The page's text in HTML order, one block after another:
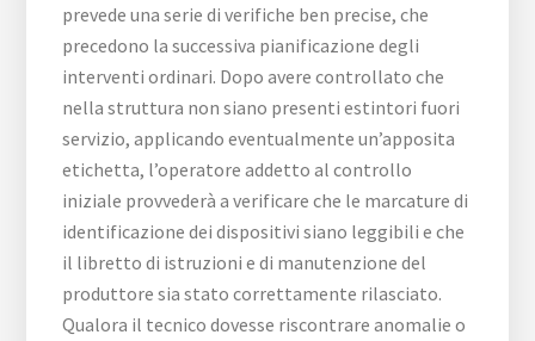
prevede una serie di verifiche ben precise, che
precedono la successiva pianificazione degli
interventi ordinari. Dopo avere controllato che
nella struttura non siano presenti estintori fuori
servizio, applicando eventualmente un’apposita
etichetta, l’operatore addetto al controllo
iniziale provvederà a verificare che le marcature di
identificazione dei dispositivi siano leggibili e che
il libretto di istruzioni e di manutenzione del
produttore sia stato correttamente rilasciato.
Qualora il tecnico dovesse riscontrare anomalie o